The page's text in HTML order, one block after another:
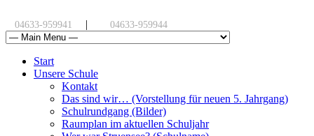
04633-959941 | 04633-959944
Start
Unsere Schule
Kontakt
Das sind wir… (Vorstellung für neuen 5. Jahrgang)
Schulrundgang (Bilder)
Raumplan im aktuellen Schuljahr